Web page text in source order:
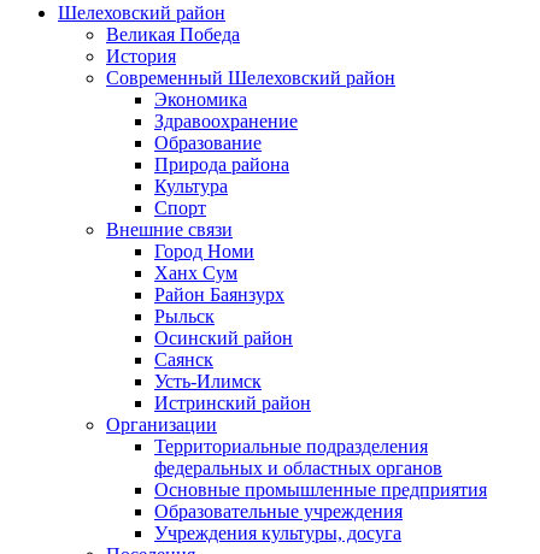
Шелеховский район
Великая Победа
История
Современный Шелеховский район
Экономика
Здравоохранение
Образование
Природа района
Культура
Спорт
Внешние связи
Город Номи
Ханх Сум
Район Баянзурх
Рыльск
Осинский район
Саянск
Усть-Илимск
Истринский район
Организации
Территориальные подразделения
федеральных и областных органов
Основные промышленные предприятия
Образовательные учреждения
Учреждения культуры, досуга